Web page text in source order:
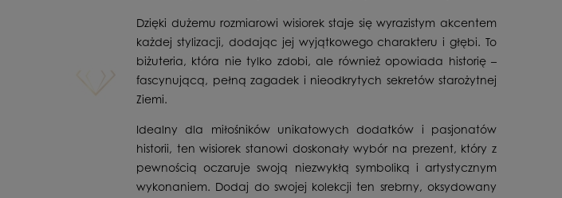
Dzięki dużemu rozmiarowi wisiorek staje się wyrazistym akcentem
każdej stylizacji, dodając jej wyjątkowego charakteru i głębi. To
biżuteria, która nie tylko zdobi, ale również opowiada historię –
fascynującą, pełną zagadek i nieodkrytych sekretów starożytnej
Ziemi.
Idealny dla miłośników unikatowych dodatków i pasjonatów
historii, ten wisiorek stanowi doskonały wybór na prezent, który z
pewnością oczaruje swoją niezwykłą symboliką i artystycznym
wykonaniem. Dodaj do swojej kolekcji ten srebrny, oksydowany